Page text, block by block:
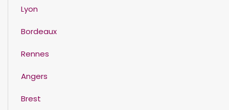
Lyon
Bordeaux
Rennes
Angers
Brest